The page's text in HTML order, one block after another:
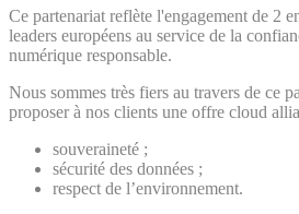
Ce partenariat reflète l'engagement de 2
leaders européens au service de la
numérique responsable.
Nous sommes très fiers au travers de ce
proposer à nos clients une offre cloud
souveraineté ;
sécurité des données ;
respect de l’environnement.